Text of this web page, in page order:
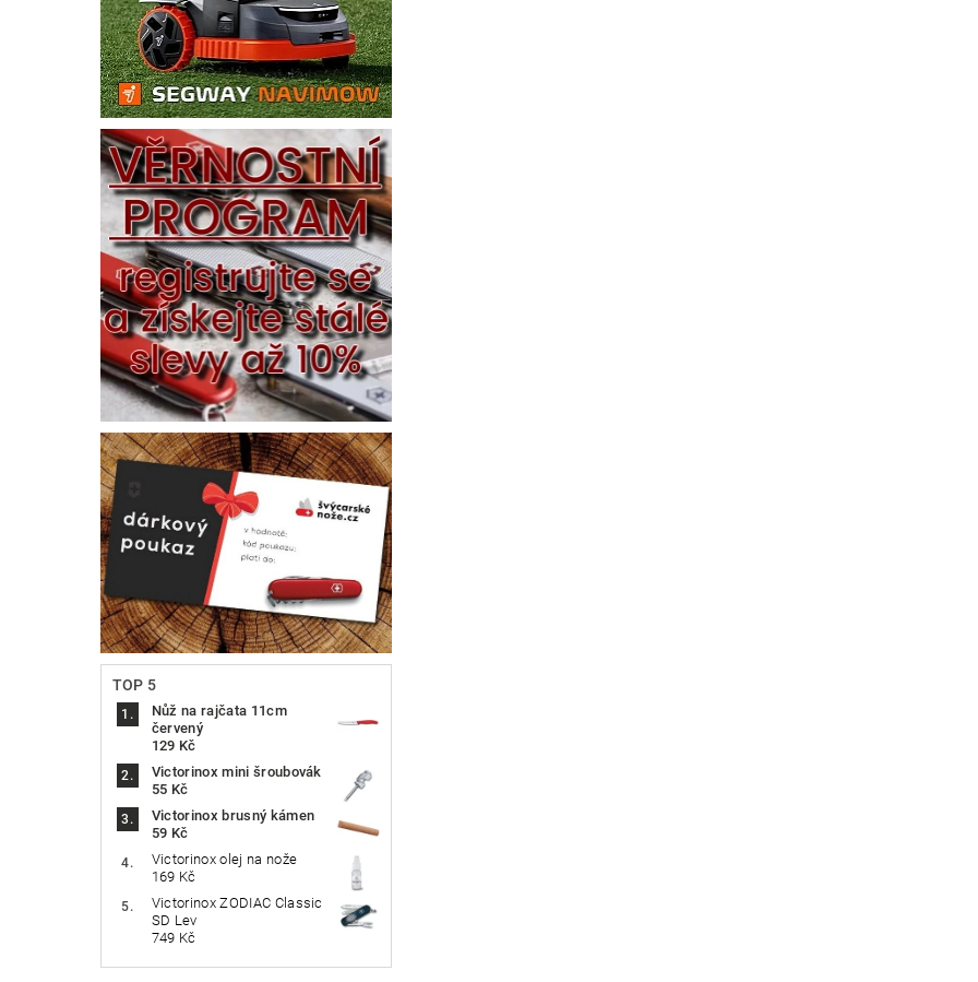
TOP 5
Nůž na rajčata 11cm
červený
129 Kč
Victorinox mini šroubovák
55 Kč
Victorinox brusný kámen
59 Kč
Victorinox olej na nože
169 Kč
Victorinox ZODIAC Classic
SD Lev
749 Kč